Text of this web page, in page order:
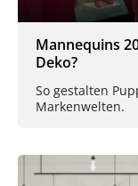
Mannequins
Deko?
So gestalten
Markenwelten.